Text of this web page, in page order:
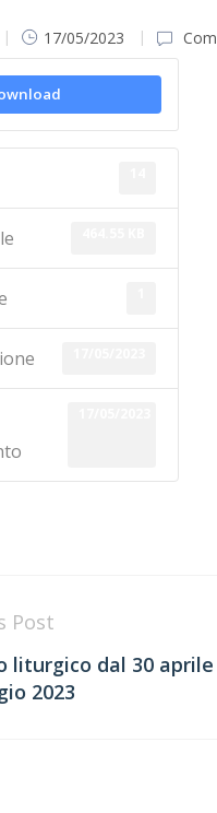
17/05/2023
Post
liturgico dal 30 aprile
2023